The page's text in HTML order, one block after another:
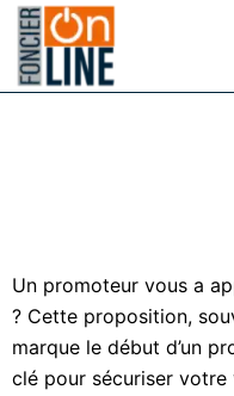
Vente à
comment
Un promoteur vous a
? Cette proposition,
marque le début d’un
clé pour sécuriser